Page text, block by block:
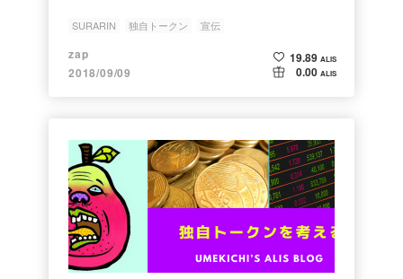
SURARIN 独自トークン 宣伝
zap
2018/09/09
19.89 ALIS
0.00 ALIS